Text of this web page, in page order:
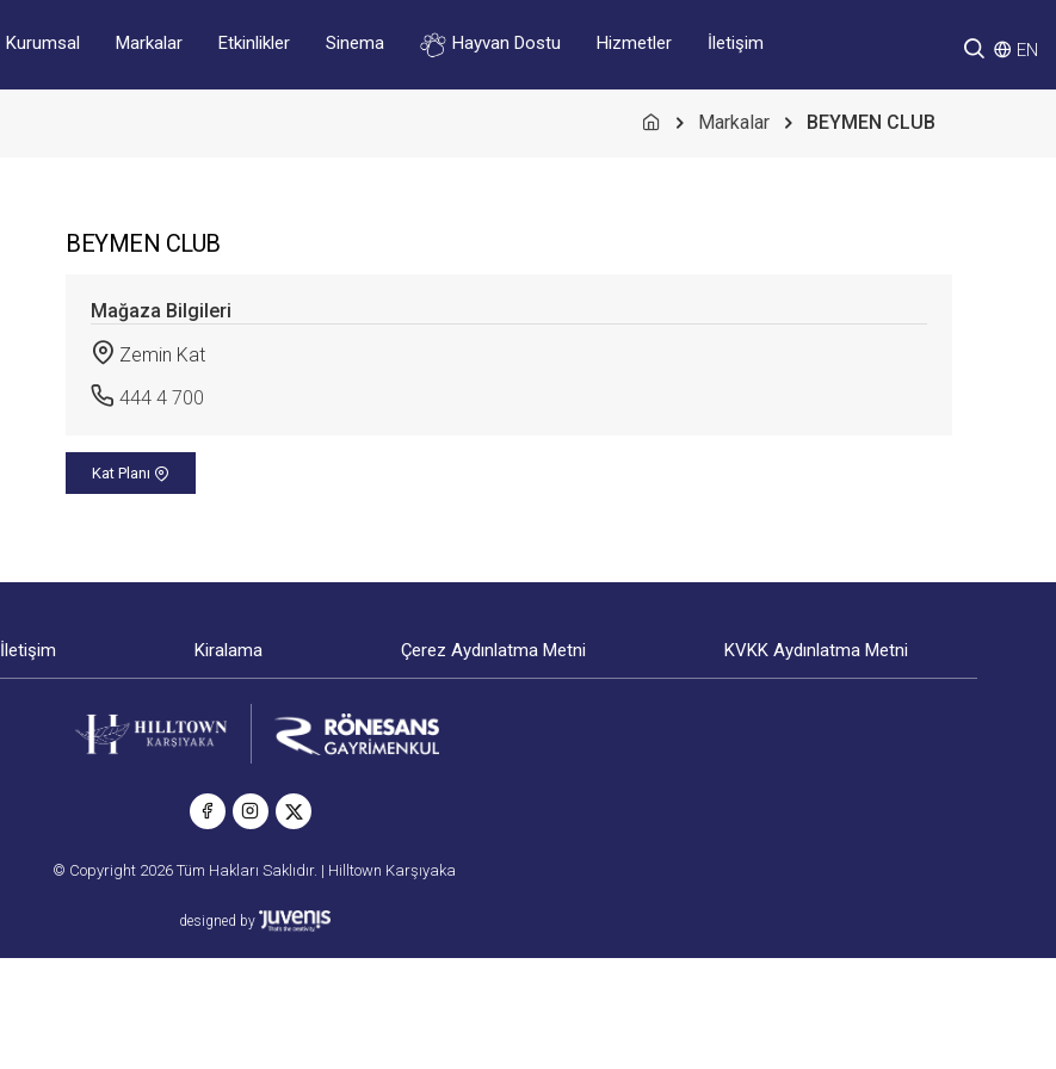
Kurumsal Markalar Etkinlikler Sinema Hayvan Dostu Hizmetler İletişim EN
Markalar BEYMEN CLUB
BEYMEN CLUB
Mağaza Bilgileri
Zemin Kat
444 4 700
Kat Planı
İletişim Kiralama Çerez Aydınlatma Metni KVKK Aydınlatma Metni
© Copyright 2026 Tüm Hakları Saklıdır. | Hilltown Karşıyaka
designed by